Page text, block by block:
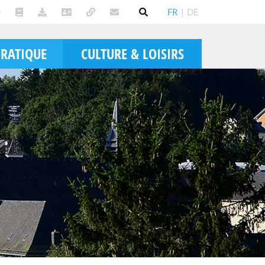
FR | DE
CULTURE & LOISIRS